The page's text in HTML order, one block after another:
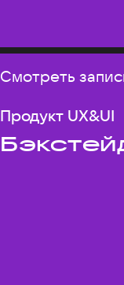
Смотреть
Продукт UX&UI